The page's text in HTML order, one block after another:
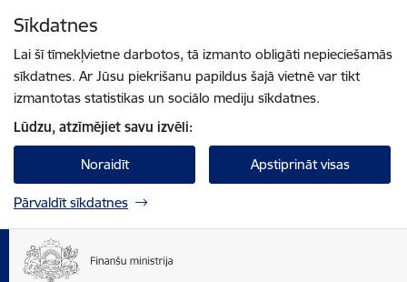
Sīkdatnes
Lai šī tīmekļvietne darbotos, tā izmanto obligāti nepieciešamās
sīkdatnes. Ar Jūsu piekrišanu papildus šajā vietnē var tikt
izmantotas statistikas un sociālo mediju sīkdatnes.
Lūdzu, atzīmējiet savu izvēli:
Noraidīt Apstiprināt visas
Pārvaldīt sīkdatnes